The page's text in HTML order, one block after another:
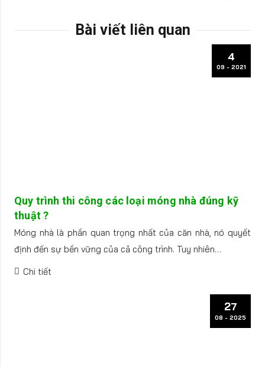
Bài viết liên quan
4
09 - 2021
Quy trình thi công các loại móng nhà đúng kỹ
thuật ?
Móng nhà là phần quan trọng nhất của căn nhà, nó quyết
định đến sự bền vững của cả công trình. Tuy nhiên…
Chi tiết
27
08 - 2025